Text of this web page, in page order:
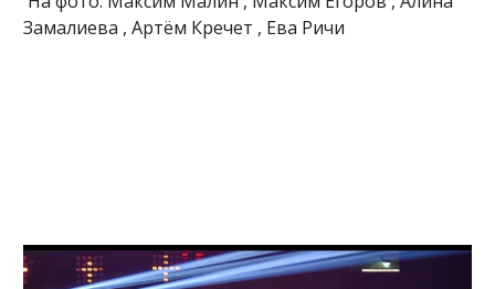
Замалиева , Артём Кречет , Ева Ричи